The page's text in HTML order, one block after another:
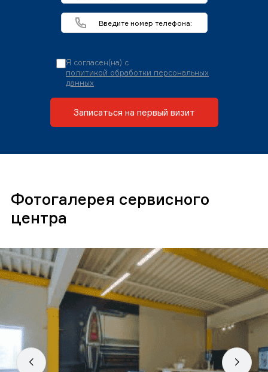
Я согласен(на) с
политикой обработки персональных
данных
Записаться на первый визит
Фотогалерея сервисного
центра